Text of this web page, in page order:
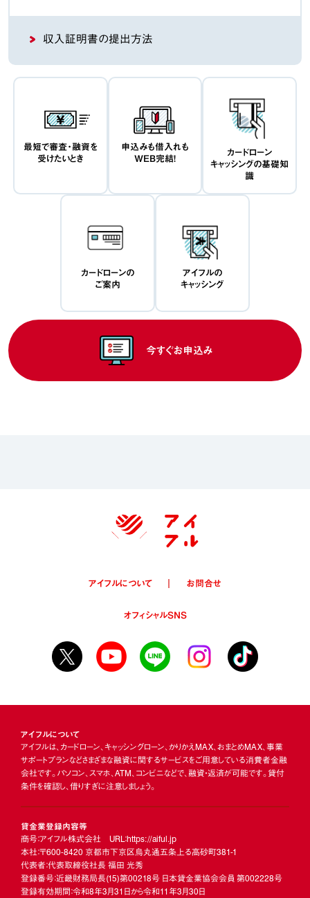
収入証明書の提出方法
最短で審査・融資を
受けたいとき
申込みも借入れも
WEB完結！
カードローン
キャッシングの基礎知
識
カードローンの
ご案内
アイフルの
キャッシング
今すぐお申込み
アイフルについて お問合せ
オフィシャルSNS
アイフルについて
アイフルは、カードローン、キャッシングローン、かりかえMAX、おまとめMAX、事業
サポートプランなどさまざまな融資に関するサービスをご用意している消費者金融
会社です。パソコン、スマホ、ATM、コンビニなどで、融資・返済が可能です。貸付
条件を確認し、借りすぎに注意しましょう。
貸金業登録内容等
商号：アイフル株式会社 URL：https://aiful.jp
本社：〒600-8420 京都市下京区烏丸通五条上る高砂町381-1
代表者：代表取締役社長 福田 光秀
登録番号：近畿財務局長(15)第00218号 日本貸金業協会会員 第002228号
登録有効期間：令和8年3月31日から令和11年3月30日